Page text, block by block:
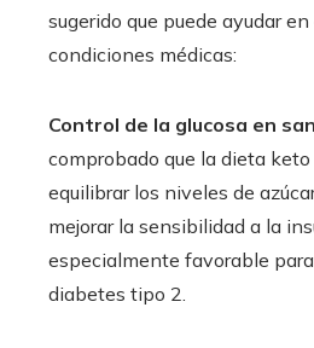
sugerido que puede ayudar
condiciones médicas:
Control de la glucosa en
comprobado que la dieta
equilibrar los niveles de
mejorar la sensibilidad a la
especialmente favorable
diabetes tipo 2.